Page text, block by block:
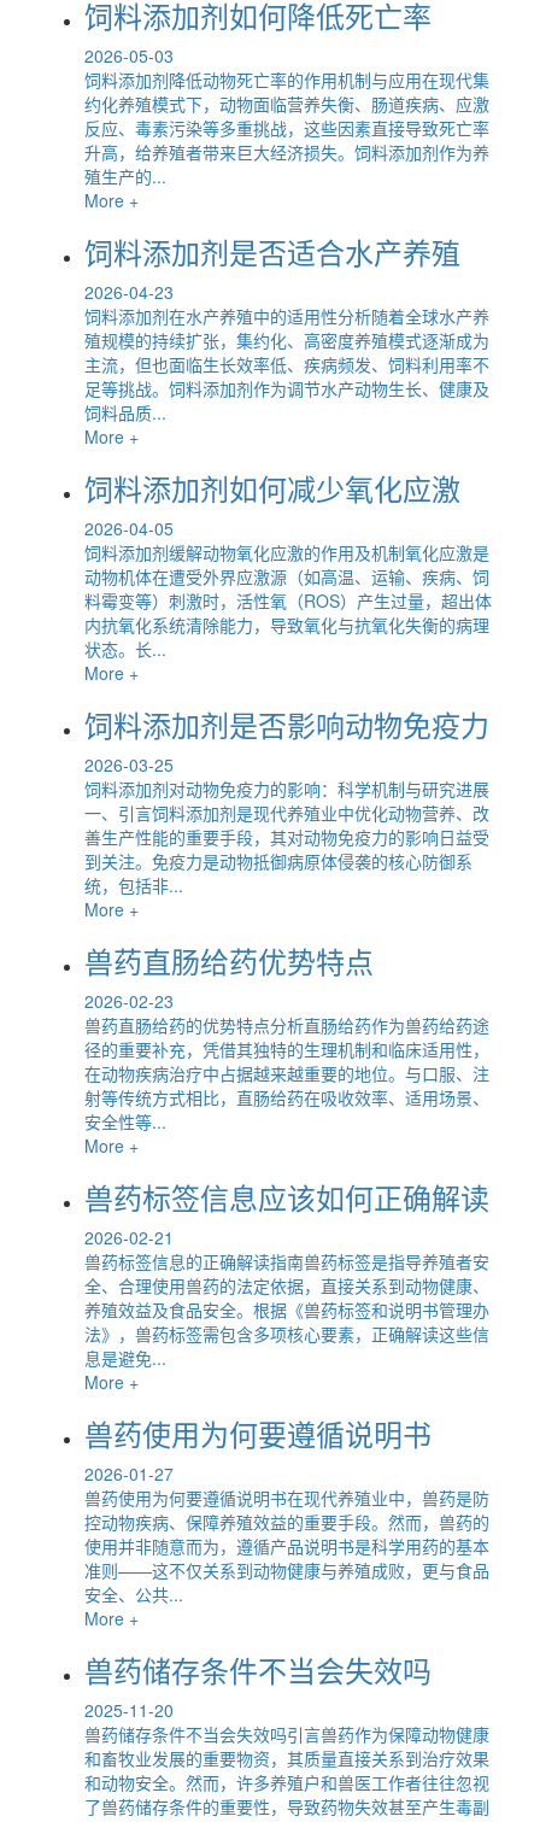
饲料添加剂如何降低死亡率
2026-05-03
饲料添加剂降低动物死亡率的作用机制与应用在现代集
约化养殖模式下，动物面临营养失衡、肠道疾病、应激
反应、毒素污染等多重挑战，这些因素直接导致死亡率
升高，给养殖者带来巨大经济损失。饲料添加剂作为养
殖生产的...
More +
饲料添加剂是否适合水产养殖
2026-04-23
饲料添加剂在水产养殖中的适用性分析随着全球水产养
殖规模的持续扩张，集约化、高密度养殖模式逐渐成为
主流，但也面临生长效率低、疾病频发、饲料利用率不
足等挑战。饲料添加剂作为调节水产动物生长、健康及
饲料品质...
More +
饲料添加剂如何减少氧化应激
2026-04-05
饲料添加剂缓解动物氧化应激的作用及机制氧化应激是
动物机体在遭受外界应激源（如高温、运输、疾病、饲
料霉变等）刺激时，活性氧（ROS）产生过量，超出体
内抗氧化系统清除能力，导致氧化与抗氧化失衡的病理
状态。长...
More +
饲料添加剂是否影响动物免疫力
2026-03-25
饲料添加剂对动物免疫力的影响：科学机制与研究进展
一、引言饲料添加剂是现代养殖业中优化动物营养、改
善生产性能的重要手段，其对动物免疫力的影响日益受
到关注。免疫力是动物抵御病原体侵袭的核心防御系
统，包括非...
More +
兽药直肠给药优势特点
2026-02-23
兽药直肠给药的优势特点分析直肠给药作为兽药给药途
径的重要补充，凭借其独特的生理机制和临床适用性，
在动物疾病治疗中占据越来越重要的地位。与口服、注
射等传统方式相比，直肠给药在吸收效率、适用场景、
安全性等...
More +
兽药标签信息应该如何正确解读
2026-02-21
兽药标签信息的正确解读指南兽药标签是指导养殖者安
全、合理使用兽药的法定依据，直接关系到动物健康、
养殖效益及食品安全。根据《兽药标签和说明书管理办
法》，兽药标签需包含多项核心要素，正确解读这些信
息是避免...
More +
兽药使用为何要遵循说明书
2026-01-27
兽药使用为何要遵循说明书在现代养殖业中，兽药是防
控动物疾病、保障养殖效益的重要手段。然而，兽药的
使用并非随意而为，遵循产品说明书是科学用药的基本
准则——这不仅关系到动物健康与养殖成败，更与食品
安全、公共...
More +
兽药储存条件不当会失效吗
2025-11-20
兽药储存条件不当会失效吗引言兽药作为保障动物健康
和畜牧业发展的重要物资，其质量直接关系到治疗效果
和动物安全。然而，许多养殖户和兽医工作者往往忽视
了兽药储存条件的重要性，导致药物失效甚至产生毒副